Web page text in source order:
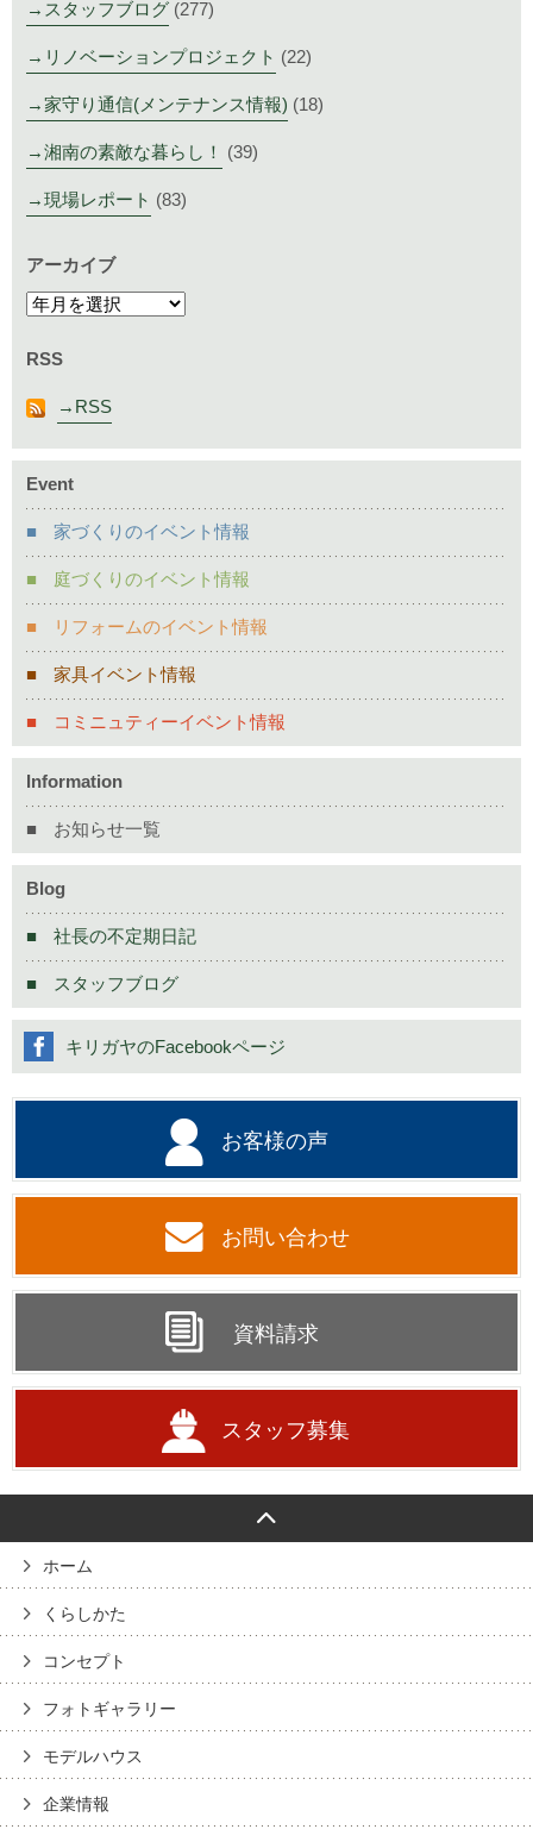
スタッフブログ (277)
リノベーションプロジェクト (22)
家守り通信(メンテナンス情報) (18)
湘南の素敵な暮らし！ (39)
現場レポート (83)
アーカイブ
RSS
RSS
Event
家づくりのイベント情報
庭づくりのイベント情報
リフォームのイベント情報
家具イベント情報
コミニュティーイベント情報
Information
お知らせ一覧
Blog
社長の不定期日記
スタッフブログ
お客様の声
お問い合わせ
資料請求
スタッフ募集
キリガヤのFacebookページ
ホーム
くらしかた
コンセプト
フォトギャラリー
モデルハウス
企業情報